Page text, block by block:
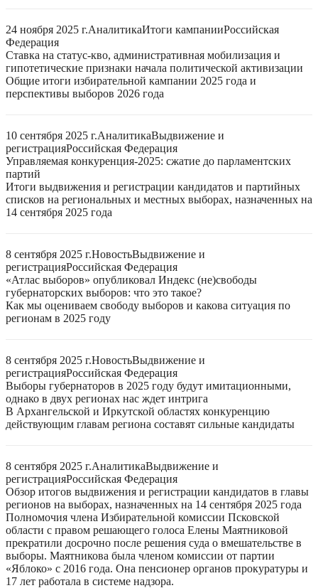
24 ноября 2025 г.АналитикаИтоги кампанииРоссийская
Федерация
Ставка на статус-кво, административная мобилизация и
гипотетические признаки начала политической активизации
Общие итоги избирательной кампании 2025 года и
перспективы выборов 2026 года
10 сентября 2025 г.АналитикаВыдвижение и
регистрацияРоссийская Федерация
Управляемая конкуренция-2025: сжатие до парламентских
партий
Итоги выдвижения и регистрации кандидатов и партийных
списков на региональных и местных выборах, назначенных на
14 сентября 2025 года
8 сентября 2025 г.НовостьВыдвижение и
регистрацияРоссийская Федерация
«Атлас выборов» опубликовал Индекс (не)свободы
губернаторских выборов: что это такое?
Как мы оцениваем свободу выборов и какова ситуация по
регионам в 2025 году
8 сентября 2025 г.НовостьВыдвижение и
регистрацияРоссийская Федерация
Выборы губернаторов в 2025 году будут имитационными,
однако в двух регионах нас ждет интрига
В Архангельской и Иркутской областях конкуренцию
действующим главам региона составят сильные кандидаты
8 сентября 2025 г.АналитикаВыдвижение и
регистрацияРоссийская Федерация
Обзор итогов выдвижения и регистрации кандидатов в главы
регионов на выборах, назначенных на 14 сентября 2025 года
Полномочия члена Избирательной комиссии Псковской
области с правом решающего голоса Елены Маятниковой
прекратили досрочно после решения суда о вмешательстве в
выборы. Маятникова была членом комиссии от партии
«Яблоко» с 2016 года. Она пенсионер органов прокуратуры и
17 лет работала в системе надзора.